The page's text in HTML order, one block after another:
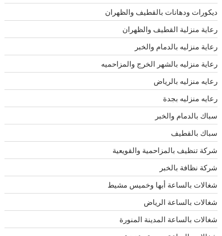
ديكورات ودهانات بالقطيف والظهران
رعاية منزلية القطيف والظهران
رعاية منزليه بالدمام والخبر
رعاية منزليه بالشهر الخرج والمزاحميه
رعايه منزليه بالرياض
رعايه منزليه بجدة
سباك بالدمام والخبر
سباك بالقطيف
شركة تنظيف بالمزاحمية والقويعية
شركة نظافة بالخبر
شغالات بالساعة أبها وخميس مشيط
شغالات بالساعة الرياض
شغالات بالساعة المدينة المنورة